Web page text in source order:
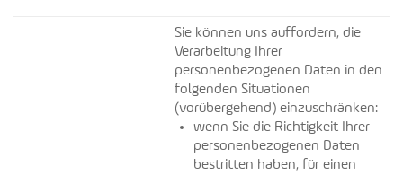
Sie können uns auffordern, die
Verarbeitung Ihrer
personenbezogenen Daten in den
folgenden Situationen
(vorübergehend) einzuschränken:
wenn Sie die Richtigkeit Ihrer
personenbezogenen Daten
bestritten haben, für einen